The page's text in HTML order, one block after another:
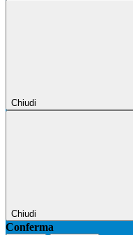
Chiudi
Chiudi
Conferma